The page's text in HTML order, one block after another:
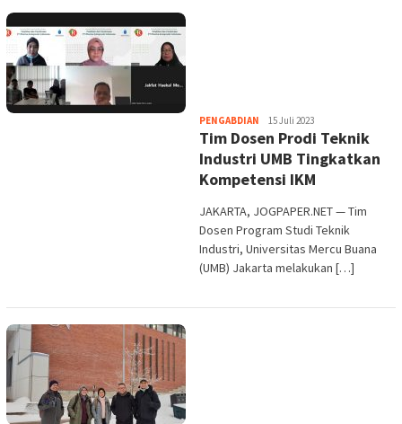
PENGABDIAN Heri
Purwata
15 Juli 2023
Tim Dosen Prodi Teknik
Industri UMB Tingkatkan
Kompetensi IKM
JAKARTA, JOGPAPER.NET — Tim
Dosen Program Studi Teknik
Industri, Universitas Mercu Buana
(UMB) Jakarta melakukan […]